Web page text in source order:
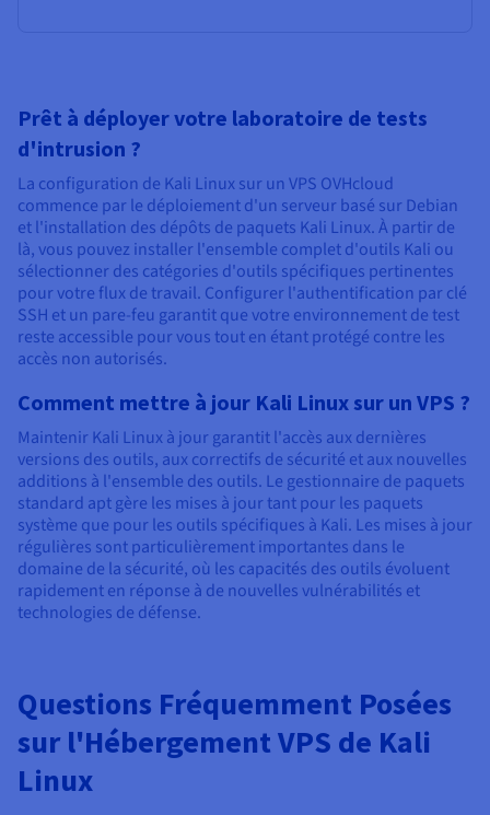
Prêt à déployer votre laboratoire de tests
d'intrusion ?
La configuration de Kali Linux sur un VPS OVHcloud
commence par le déploiement d'un serveur basé sur Debian
et l'installation des dépôts de paquets Kali Linux. À partir de
là, vous pouvez installer l'ensemble complet d'outils Kali ou
sélectionner des catégories d'outils spécifiques pertinentes
pour votre flux de travail. Configurer l'authentification par clé
SSH et un pare-feu garantit que votre environnement de test
reste accessible pour vous tout en étant protégé contre les
accès non autorisés.
Comment mettre à jour Kali Linux sur un VPS ?
Maintenir Kali Linux à jour garantit l'accès aux dernières
versions des outils, aux correctifs de sécurité et aux nouvelles
additions à l'ensemble des outils. Le gestionnaire de paquets
standard apt gère les mises à jour tant pour les paquets
système que pour les outils spécifiques à Kali. Les mises à jour
régulières sont particulièrement importantes dans le
domaine de la sécurité, où les capacités des outils évoluent
rapidement en réponse à de nouvelles vulnérabilités et
technologies de défense.
Questions Fréquemment Posées
sur l'Hébergement VPS de Kali
Linux